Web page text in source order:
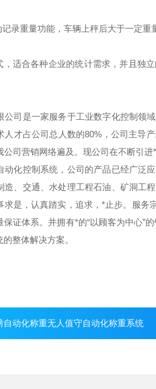
录重量功能，车辆上秤后大于一定
适合各种企业的统计需求，并且独
公司是一家服务于工业数字化控制领
人才占公司总人数的80%，公司主导
司营销网络遍及。 现公司在不断引
动化控制系统，公司的产品已经广泛
造、交通、水处理工程石油、矿洞工
求是，认真踏实，追求，*止步。 服务
证体系。并拥有*的“以顾客为中心”
整体解决方案。
自动化称重无人值守自动化称重系统